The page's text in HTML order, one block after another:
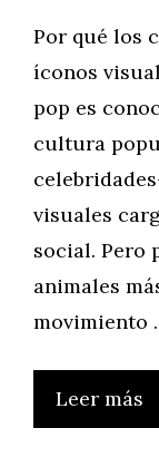
Por qué los
íconos
pop es
cultura
visuales
social. Pero
animales
movimiento
Leer más